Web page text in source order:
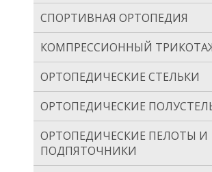
СПОРТИВНАЯ ОРТОПЕДИЯ
КОМПРЕССИОННЫЙ
ОРТОПЕДИЧЕСКИЕ СТЕЛЬКИ
ОРТОПЕДИЧЕСКИЕ
ОРТОПЕДИЧЕСКИЕ ПЕЛОТЫ И
ПОДПЯТОЧНИКИ